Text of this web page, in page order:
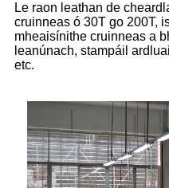
Le raon leathan de
cruinneas ó 30T go 200T,
mheaisínithe cruinneas a
leanúnach, stampáil
etc.